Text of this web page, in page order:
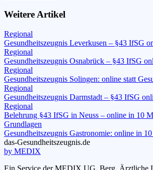
Weitere Artikel
Regional
Gesundheitszeugnis Leverkusen – §43 IfSG
Regional
Gesundheitszeugnis Osnabrück – §43 IfSG
Regional
Gesundheitszeugnis Solingen: online statt
Regional
Gesundheitszeugnis Darmstadt – §43 IfSG
Regional
Belehrung §43 IfSG in Neuss – online in 10
Grundlagen
Gesundheitszeugnis Gastronomie: online in
das-Gesundheitszeugnis.de
by MEDIX